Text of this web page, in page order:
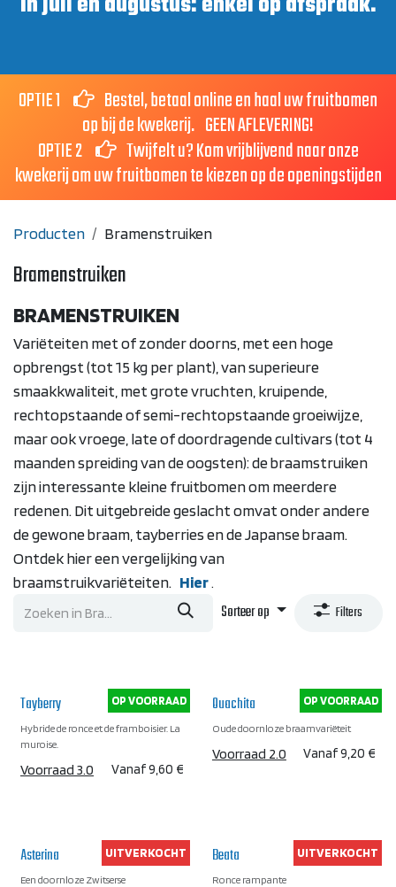
OPTIE 1
Bestel, betaal online en haal uw fruitbomen
op bij de kwekerij. GEEN AFLEVERING!
OPTIE 2
Twijfelt u? Kom vrijblijvend naar onze
kwekerij om uw fruitbomen te kiezen op de openingstijden
Producten Bramenstruiken
Bramenstruiken
BRAMENSTRUIKEN
Variëteiten met of zonder doorns, met een hoge
opbrengst (tot 15 kg per plant), van superieure
smaakkwaliteit, met grote vruchten, kruipende,
rechtopstaande of semi-rechtopstaande groeiwijze,
maar ook vroege, late of doordragende cultivars (tot 4
maanden spreiding van de oogsten): de braamstruiken
zijn interessante kleine fruitbomen om meerdere
redenen. Dit uitgebreide geslacht omvat onder andere
de gewone braam, tayberries en de Japanse braam.
Ontdek hier een vergelijking van
braamstruikvariëteiten. Hier.
Sorteer op Filters
Tayberry
Hybride de ronce et de framboisier. La
muroise.
Vanaf9,60 €
Voorraad 3.0
OP VOORRAAD Ouachita
Oude doornloze braamvariëteit
Vanaf9,20 €
Voorraad 2.0
OP VOORRAAD
Asterina
Een doornloze Zwitserse
UITVERKOCHT Beata
Ronce rampante
UITVERKOCHT